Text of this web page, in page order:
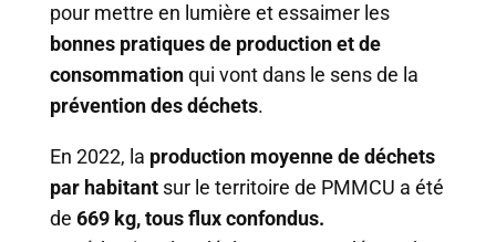
pour mettre en lumière et essaimer les
bonnes pratiques de production et de
consommationqui vont dans le sens de la
prévention des déchets.
En 2022, la production moyenne de déchets
par habitantsur le territoire de PMMCU a été
de 669 kg, tous flux confondus.